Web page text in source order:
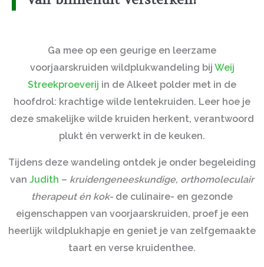
Ga mee op een geurige en leerzame
voorjaarskruiden wildplukwandeling bij Weij
Streekproeverij in de Alkeet polder met in de
hoofdrol: krachtige wilde lentekruiden. Leer hoe je
deze smakelijke wilde kruiden herkent, verantwoord
plukt én verwerkt in de keuken.
Tijdens deze wandeling ontdek je onder begeleiding
van Judith – kruidengeneeskundige, orthomoleculair
therapeut én kok- de culinaire- en gezonde
eigenschappen van voorjaarskruiden, proef je een
heerlijk wildplukhapje en geniet je van zelfgemaakte
taart en verse kruidenthee.